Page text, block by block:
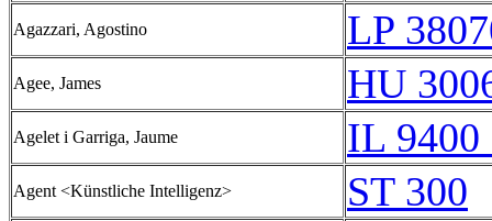
Agazzari, Agostino LP
Agee, James HU
Agelet i Garriga, Jaume IL
Agent <Künstliche Intelligenz> ST 300